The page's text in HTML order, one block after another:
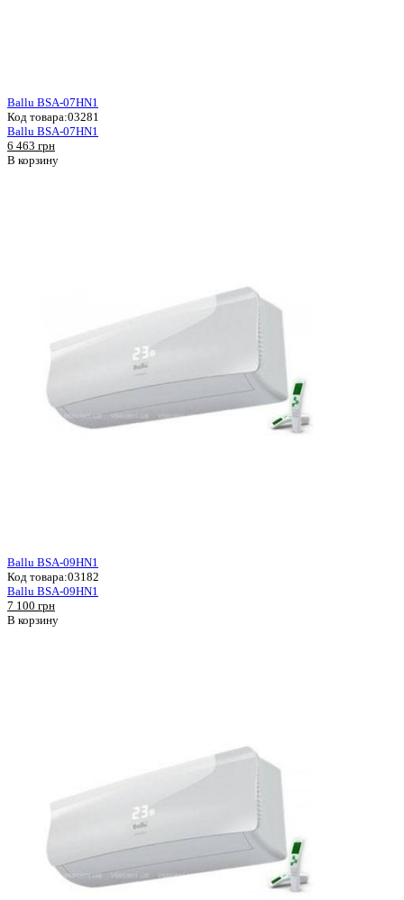
Ballu BSA-07HN1
Код товара:03281
Ballu BSA-07HN1
6 463 грн
В корзину
Ballu BSA-09HN1
Код товара:03182
Ballu BSA-09HN1
7 100 грн
В корзину